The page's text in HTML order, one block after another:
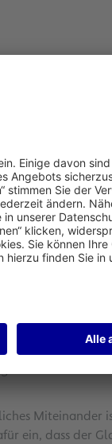
Fraport
ihrem
Um das
19. Mal das Fest
des Islams
an ihren
Miteinander
ein, dass der